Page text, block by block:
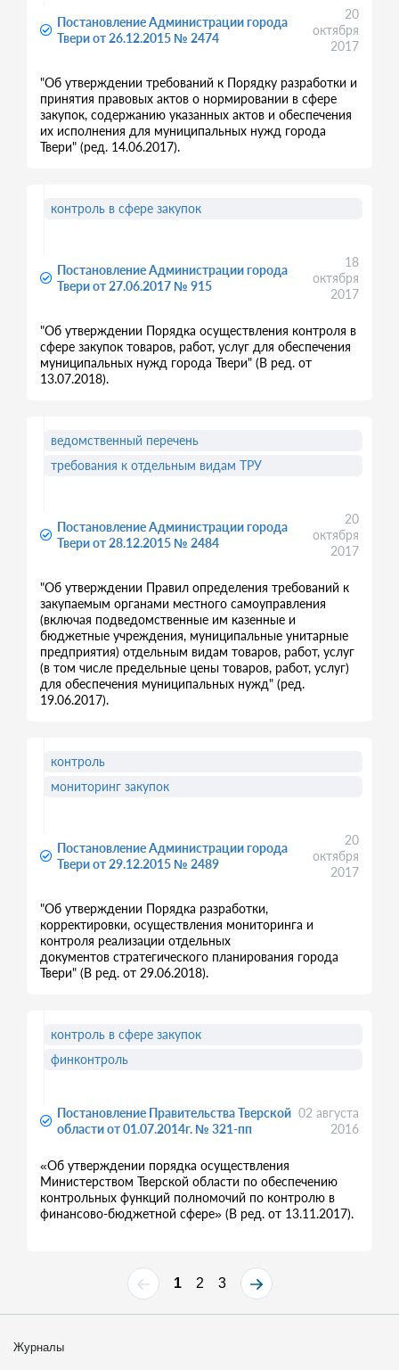
Постановление Администрации города
Твери от 26.12.2015 № 2474
20
октября
2017
"Об утверждении требований к Порядку разработки и
принятия правовых актов о нормировании в сфере
закупок, содержанию указанных актов и обеспечения
их исполнения для муниципальных нужд города
Твери" (ред. 14.06.2017).
Постановление Администрации города
Твери от 27.06.2017 № 915
18
октября
2017
"Об утверждении Порядка осуществления контроля в
сфере закупок товаров, работ, услуг для обеспечения
муниципальных нужд города Твери" (В ред. от
13.07.2018).
контроль в сфере закупок
Постановление Администрации города
Твери от 28.12.2015 № 2484
20
октября
2017
"Об утверждении Правил определения требований к
закупаемым органами местного самоуправления
(включая подведомственные им казенные и
бюджетные учреждения, муниципальные унитарные
предприятия) отдельным видам товаров, работ, услуг
(в том числе предельные цены товаров, работ, услуг)
для обеспечения муниципальных нужд" (ред.
19.06.2017).
ведомственный перечень
требования к отдельным видам ТРУ
Постановление Администрации города
Твери от 29.12.2015 № 2489
20
октября
2017
"Об утверждении Порядка разработки,
корректировки, осуществления мониторинга и
контроля реализации отдельных
документов стратегического планирования города
Твери" (В ред. от 29.06.2018).
контроль
мониторинг закупок
Постановление Правительства Тверской
области от 01.07.2014г. № 321-пп
02 августа
2016
«Об утверждении порядка осуществления
Министерством Тверской области по обеспечению
контрольных функций полномочий по контролю в
финансово-бюджетной сфере» (В ред. от 13.11.2017).
контроль в сфере закупок
финконтроль
1 2 3
Журналы